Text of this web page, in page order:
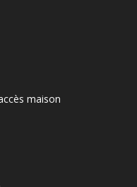
maison